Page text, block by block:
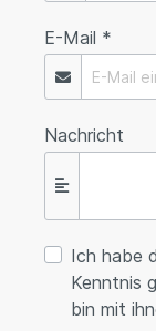
E-Mail *
Nachricht
Ich habe
Kenntnis
bin mit